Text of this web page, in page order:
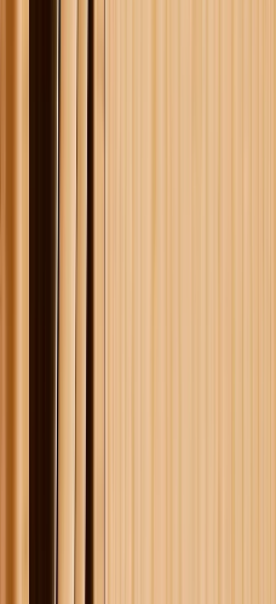
Deze unieke schatten laten je de
en delen. Een van de
cadeaus is hun veelzijdigheid.
vriend of zelfs een collega
te maken dat direct tot het
Cadeaus?
voegen gepersonaliseerde
direct tot de ontvanger spreekt.
toe te voegen, creëer je een
cadeaus veranderen alledaagse
die vrienden en familie
Maken in Minuten